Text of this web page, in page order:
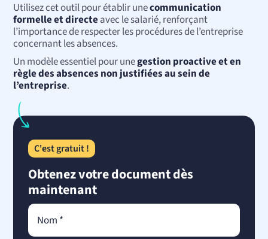
Utilisez cet outil pour établir unecommunication
formelle et directeavec le salarié, renforçant
l’importance de respecter les procédures de l’entreprise
concernant les absences.
Un modèle essentiel pour unegestion proactive et en
règle des absences non justifiées au sein de
l’entreprise.
C'est gratuit !
Obtenez votre document dès
maintenant